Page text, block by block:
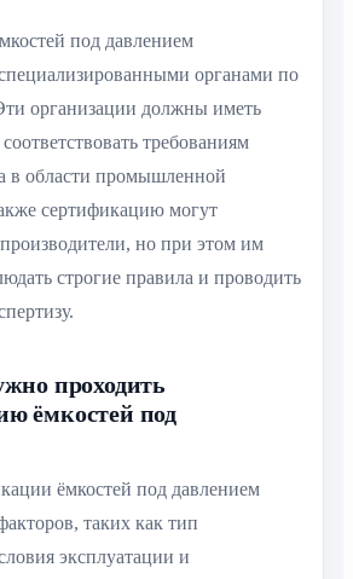
под давлением
органами по
организации должны иметь
требованиям
в области промышленной
сертификацию могут
но при этом им
строгие правила и проводить
проходить
ёмкостей под
ёмкостей под давлением
таких как тип
эксплуатации и